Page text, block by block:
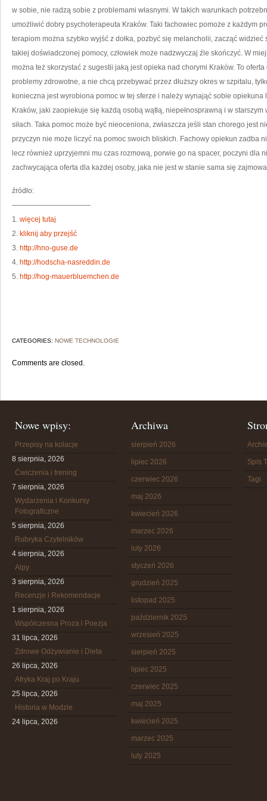
w sobie, nie radzą sobie z problemami własnymi. W takich warunkach
umożliwić dobry psychoterapeuta Kraków. Taki fachowiec pomoże z każdym
terapiom można szybko wyjść z dołka, pozbyć się melancholii, zacząć
takiej doświadczonej pomocy, człowiek może nadzwyczaj źle skończyć. W
można też skorzystać z sugestii jaką jest opieka nad chorymi Kraków. To
problemy zdrowotne, a nie chcą przebywać przez dłuższy okres w szpitalu,
konieczna jest wyrobiona pomoc w tej sferze i należy wynająć sobie
Kraków, jaki zaopiekuje się każdą osobą wątłą, niepełnosprawną i w
siłach. Taka pomoc może być nieoceniona, zwłaszcza jeśli stan chorego jest
przyczyn nie może liczyć na pomoc swoich bliskich. Fachowy opiekun zadba
lecz również uprzyjemni mu czas rozmową, porwie go na spacer, poczyni dla
zachwycająca oferta dla każdej osoby, jaka nie jest w stanie sama się
źródło:
———————————
1. więcej tutaj
2. kliknij aby przejść
3. http://hno-guse.de
4. http://hodscha-nasreddin.de
5. http://hog-mauerbluemchen.de
CATEGORIES: NOWE TECHNOLOGIE
Comments are closed.
Nowe wpisy:
Przepisy na kolacje
8 sierpnia, 2026
Ćwiczenia i trening
7 sierpnia, 2026
Wydarzenia i Konkursy
Fotograficzne
5 sierpnia, 2026
Rubryka Czytelników
4 sierpnia, 2026
Alpy
3 sierpnia, 2026
Recenzje i Rekomendacje
1 sierpnia, 2026
Współczesna Proza i Poezja
31 lipca, 2026
Zdrowe Odżywianie i Dieta
26 lipca, 2026
Afryka Kraj po Kraju
25 lipca, 2026
Historia w Modzie
24 lipca, 2026
Archiwa
sierpień 2026
lipiec 2026
czerwiec 2026
maj 2026
kwiecień 2026
marzec 2026
luty 2026
styczeń 2026
grudzień 2025
listopad 2025
październik 2025
wrzesień 2025
sierpień 2025
lipiec 2025
czerwiec 2025
maj 2025
kwiecień 2025
marzec 2025
luty 2025
Spis
Tagi